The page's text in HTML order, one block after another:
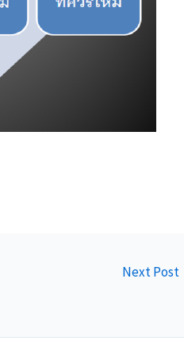
Next Post